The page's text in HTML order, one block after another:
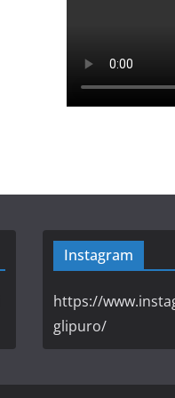
Instagram
https://
glipuro/